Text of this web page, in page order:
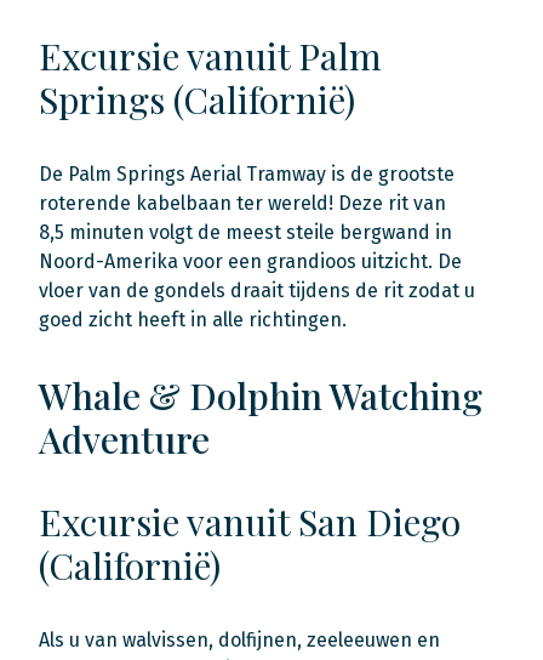
Excursie vanuit Palm
Springs (Californië)
De Palm Springs Aerial Tramway is de grootste
roterende kabelbaan ter wereld! Deze rit van
8,5 minuten volgt de meest steile bergwand in
Noord-Amerika voor een grandioos uitzicht. De
vloer van de gondels draait tijdens de rit zodat u
goed zicht heeft in alle richtingen.
Whale & Dolphin Watching
Adventure
Excursie vanuit San Diego
(Californië)
Als u van walvissen, dolfijnen, zeeleeuwen en